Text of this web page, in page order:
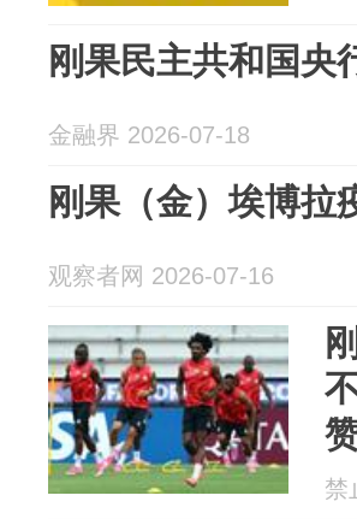
刚果民主共和国央
金融界 2026-07-18
刚果（金）埃博拉
观察者网 2026-07-16
禁